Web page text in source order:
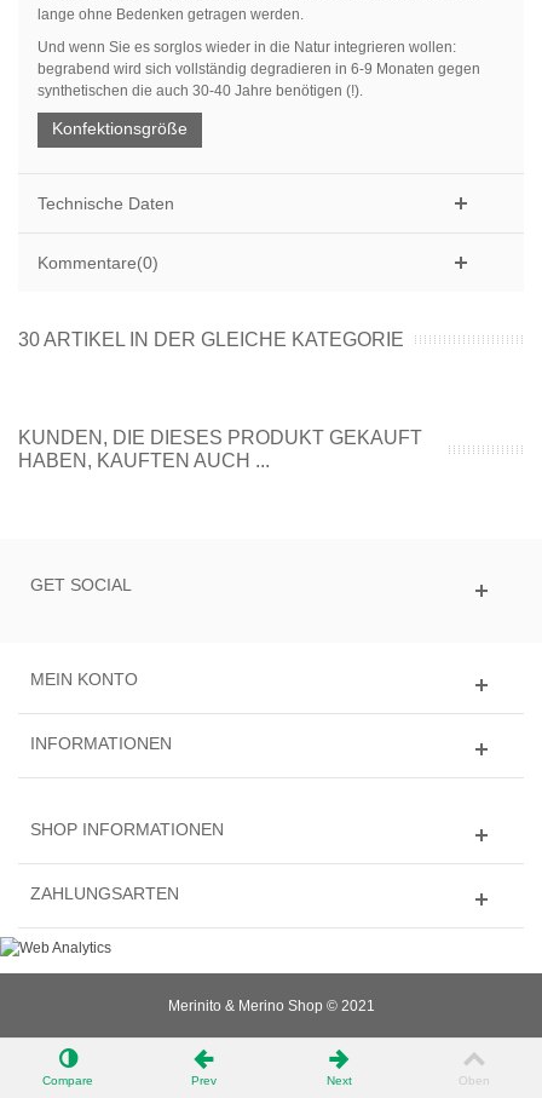
lange ohne Bedenken getragen werden.
Und wenn Sie es sorglos wieder in die Natur integrieren wollen:
begrabend wird sich vollständig degradieren in 6-9 Monaten gegen
synthetischen die auch 30-40 Jahre benötigen (!).
Konfektionsgröße
Technische Daten
Kommentare(0)
30 ARTIKEL IN DER GLEICHE KATEGORIE
KUNDEN, DIE DIESES PRODUKT GEKAUFT
HABEN, KAUFTEN AUCH ...
GET SOCIAL
MEIN KONTO
INFORMATIONEN
SHOP INFORMATIONEN
ZAHLUNGSARTEN
Merinito & Merino Shop © 2021
Compare Prev Next Oben